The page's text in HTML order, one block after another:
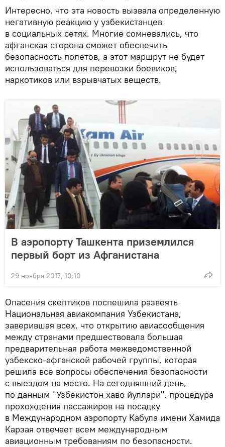
Интересно, что эта новость вызвала определенную
негативную реакцию у узбекистанцев
в социальных сетях. Многие сомневались, что
афганская сторона сможет обеспечить
безопасность полетов, а этот маршрут не будет
использоваться для перевозки боевиков,
наркотиков или взрывчатых веществ.
В аэропорту Ташкента приземлился
первый борт из Афганистана
29 ноября 2017, 10:10
Опасения скептиков поспешила развеять
Национальная авиакомпания Узбекистана,
заверившая всех, что открытию авиасообщения
между странами предшествовала большая
предварительная работа межведомственной
узбекско-афганской рабочей группы, которая
решила все вопросы обеспечения безопасности
с выездом на место. На сегодняшний день,
по данным "Узбекистон хаво йуллари", процедура
прохождения пассажиров на посадку
в Международном аэропорту Кабула имени Хамида
Карзая отвечает всем международным
авиационным требованиям по безопасности.